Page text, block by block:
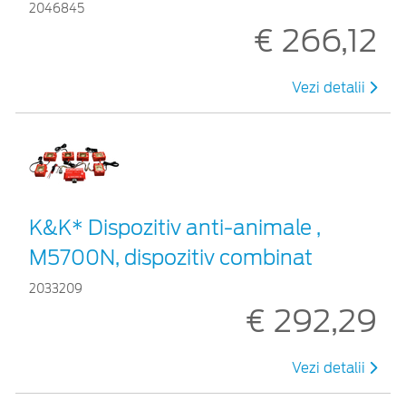
2046845
€ 266,12
Vezi detalii
K&K* Dispozitiv anti-animale ,
M5700N, dispozitiv combinat
2033209
€ 292,29
Vezi detalii